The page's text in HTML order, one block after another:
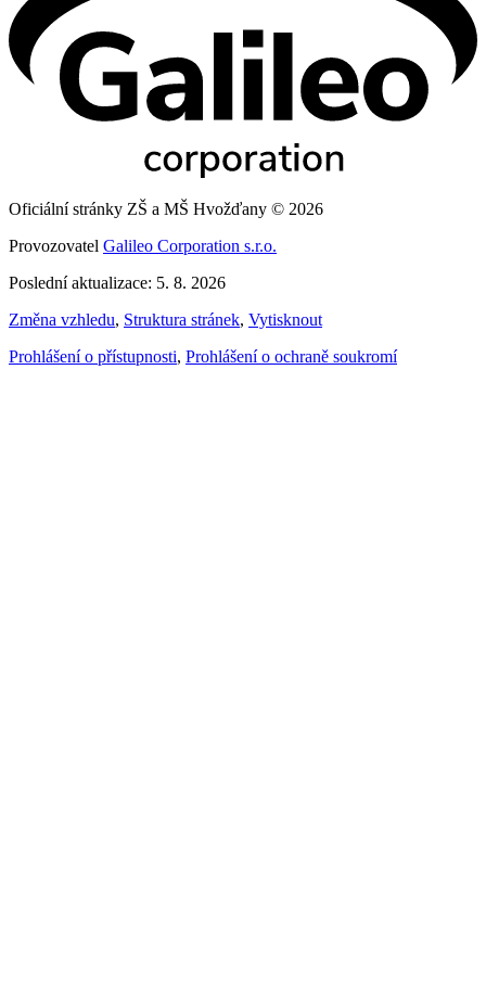
Oficiální stránky ZŠ a MŠ Hvožďany © 2026
Provozovatel Galileo Corporation s.r.o.
Poslední aktualizace: 5. 8. 2026
Změna vzhledu, Struktura stránek, Vytisknout
Prohlášení o přístupnosti, Prohlášení o ochraně soukromí